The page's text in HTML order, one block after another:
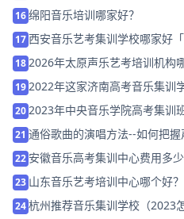
16绵阳音乐培训哪家好？
17西安音乐艺考集训学校哪家好「
182026年太原声乐艺考培训机构
192022年这家济南高考音乐集训
202023年中央音乐学院高考集训
21 通俗歌曲的演唱方法--如何把握
22 安徽音乐高考集训中心费用多
23 山东音乐艺考培训中心哪个好？
24杭州推荐音乐集训学校（2023